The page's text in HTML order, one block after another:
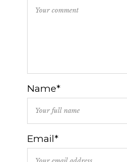
Name*
Email*